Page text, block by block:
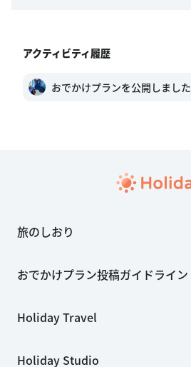
アクティビティ履歴
おでかけプランを公開しました
旅のしおり
おでかけプラン投稿ガイドライン
Holiday Travel
Holiday Studio